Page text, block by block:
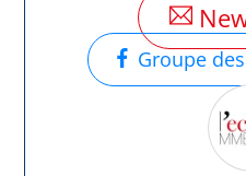
Groupe